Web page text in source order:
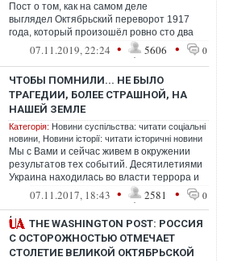
Пост о том, как на самом деле
выглядел Октябрьский переворот 1917
года, который произошёл ровно сто два
года назад.
07.11.2019, 22:24 • 5606 • 0
ЧТОБЫ ПОМНИЛИ... НЕ БЫЛО
ТРАГЕДИИ, БОЛЕЕ СТРАШНОЙ, НА
НАШЕЙ ЗЕМЛЕ
Категорія: Новини суспільства: читати соціальні
новини Новини історії: читати історичні новини
Мы с Вами и сейчас живем в окружении
результатов тех событий. Десятилетиями
Украина находилась во власти террора и
диктатуры
07.11.2017, 18:43 • 2581 • 0
THE WASHINGTON POST: РОССИЯ
С ОСТОРОЖНОСТЬЮ ОТМЕЧАЕТ
СТОЛЕТИЕ ВЕЛИКОЙ ОКТЯБРЬСКОЙ